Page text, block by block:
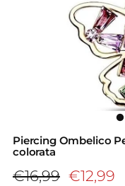
Piercing Ombelico
colorata
Prezzo
€16,99 €12,99